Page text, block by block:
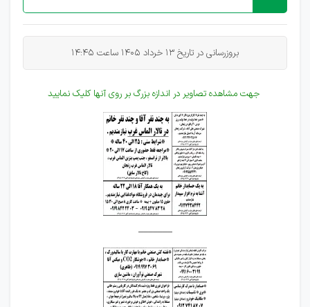
بروزرسانی در تاریخ 13 خرداد 1405 ساعت 14:45
جهت مشاهده تصاویر در اندازه بزرگ بر روی آنها کلیک نمایید
_______